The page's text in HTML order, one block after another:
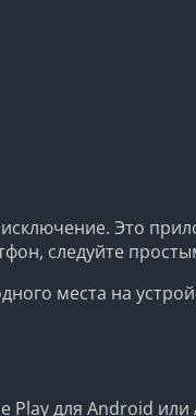
Это
следуйте
места на
для Android или